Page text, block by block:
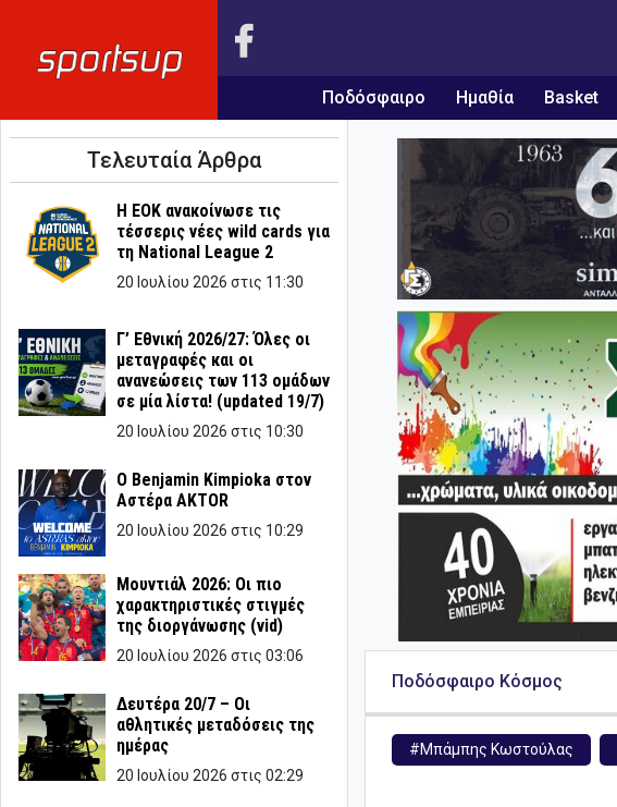
Ποδόσφαιρο Ημαθία Basket
Τελευταία Άρθρα
Η ΕΟΚ ανακοίνωσε τις
τέσσερις νέες wild cards για
τη National League 2
20 Ιουλίου 2026 στις 11:30
Γ’ Εθνική 2026/27: Όλες οι
μεταγραφές και οι
ανανεώσεις των 113 ομάδων
σε μία λίστα! (updated 19/7)
20 Ιουλίου 2026 στις 10:30
Ο Benjamin Kimpioka στον
Αστέρα AKTOR
20 Ιουλίου 2026 στις 10:29
Μουντιάλ 2026: Οι πιο
χαρακτηριστικές στιγμές
της διοργάνωσης (vid)
20 Ιουλίου 2026 στις 03:06
Δευτέρα 20/7 – Οι
αθλητικές μεταδόσεις της
ημέρας
20 Ιουλίου 2026 στις 02:29
Ποδόσφαιρο Κόσμος
#Μπάμπης Κωστούλας